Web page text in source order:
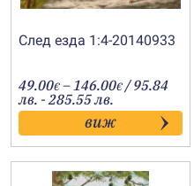
След езда 1:4-20140933
49.00€ –146.00€Price
range:
49.00€
through
146.00€
/ 95.84
лв. - 285.55 лв.
виж